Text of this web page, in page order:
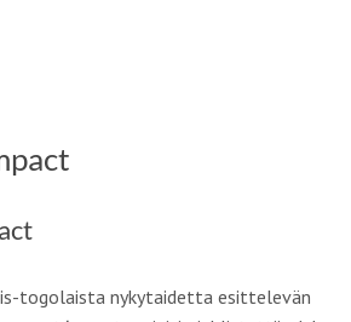
togolaista nykytaidetta esittelevän